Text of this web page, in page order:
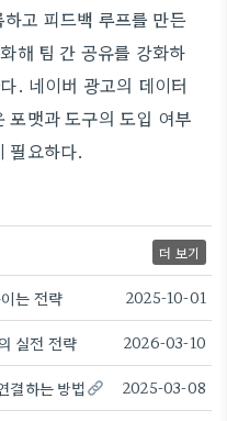
고 피드백 루프를 만든
해 팀 간 공유를 강화하
. 네이버 광고의 데이터
포맷과 도구의 도입 여부
필요하다.
더 보기
는 전략 2025-10-01
실전 전략 2026-03-10
결하는 방법 2025-03-08